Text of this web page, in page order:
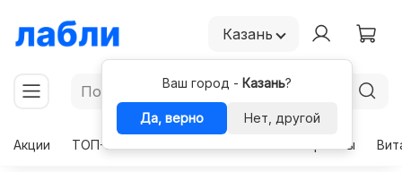
Казань
Ваш город - Казань?
Да, верно
Нет, другой
Акции
ТОП-50 Гормоны